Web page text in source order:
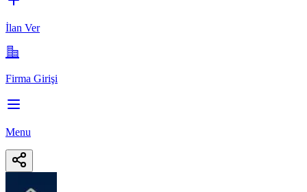
İlan Ver
Firma Girişi
Menu